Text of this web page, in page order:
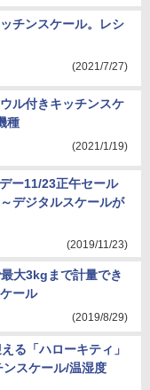
チンスケール。レシ
(2021/7/27)
ル付きキッチンスケ
種
(2021/1/19)
ー11/23正午セール
デジタルスケールが
(2019/11/23)
大3kgまで計量でき
ール
(2019/8/29)
る「ハローキティ」
スケール/温湿度